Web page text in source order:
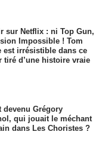
sur Netflix : ni Top Gun,
Impossible ! Tom
est irrésistible dans ce
tiré d’une histoire vraie
devenu Grégory
qui jouait le méchant
dans Les Choristes ?